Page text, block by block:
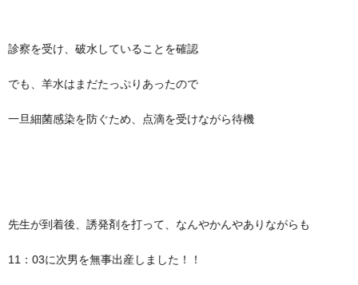
診察を受け、破水していることを確認
でも、羊水はまだたっぷりあったので
一旦細菌感染を防ぐため、点滴を受けながら待機
先生が到着後、誘発剤を打って、なんやかんやありながらも
11：03に次男を無事出産しました！！